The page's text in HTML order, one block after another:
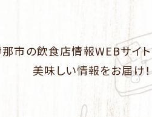
市の飲食店情報WEBサイト
美味しい情報をお届け！